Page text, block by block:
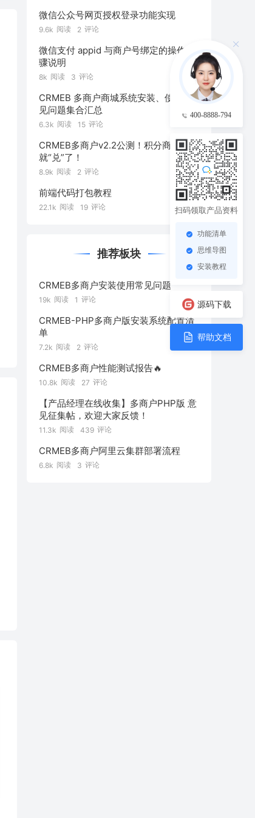
微信公众号网页授权登录功能实现
9.6k 阅读 2 评论
微信支付 appid 与商户号绑定的操作步
骤说明
8k 阅读 3 评论
CRMEB 多商户商城系统安装、使用常
见问题集合汇总
6.3k 阅读 15 评论
CRMEB多商户v2.2公测！积分商城！来
就“兑”了！
8.9k 阅读 2 评论
前端代码打包教程
22.1k 阅读 19 评论
推荐板块
CRMEB多商户安装使用常见问题
19k 阅读 1 评论
CRMEB-PHP多商户版安装系统配置清
单
7.2k 阅读 2 评论
CRMEB多商户性能测试报告🔥
10.8k 阅读 27 评论
【产品经理在线收集】多商户PHP版 意
见征集帖，欢迎大家反馈！
11.3k 阅读 439 评论
CRMEB多商户阿里云集群部署流程
6.8k 阅读 3 评论
400-8888-794
扫码领取产品资料
功能清单
思维导图
安装教程
源码下载
帮助文档